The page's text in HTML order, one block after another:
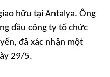
hữu tại Antalya. Ông
đầu công ty tổ chức
đã xác nhận một
29/5.